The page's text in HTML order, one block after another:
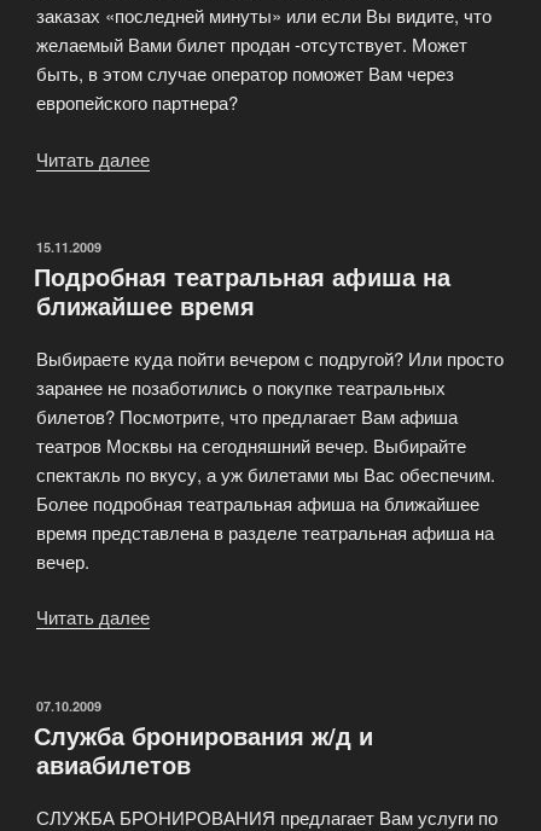
заказах «последней минуты» или если Вы видите, что
желаемый Вами билет продан -отсутствует. Может
быть, в этом случае оператор поможет Вам через
европейского партнера?
Читать далее
концерты»
ОПУБЛИКОВАНО
15.11.2009
Подробная театральная афиша на
ближайшее время
Выбираете куда пойти вечером с подругой? Или просто
заранее не позаботились о покупке театральных
билетов? Посмотрите, что предлагает Вам афиша
театров Москвы на сегодняшний вечер. Выбирайте
спектакль по вкусу, а уж билетами мы Вас обеспечим.
Более подробная театральная афиша на ближайшее
время представлена в разделе театральная афиша на
вечер.
Читать далее
ближайшее
время»
ОПУБЛИКОВАНО
07.10.2009
Служба бронирования ж/д и
авиабилетов
СЛУЖБА БРОНИРОВАНИЯ предлагает Вам услуги по